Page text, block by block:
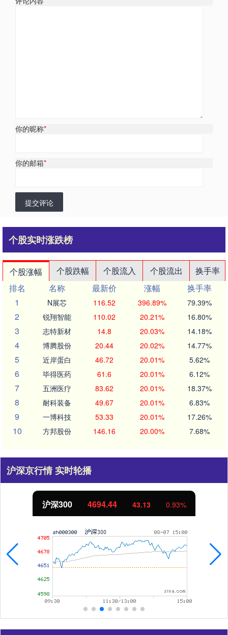
你的昵称*
你的邮箱*
提交评论
个股实时涨跌榜
个股涨幅 个股跌幅 个股流入 个股流出
换手率
排名
名称 最新价 涨幅
换手率
1
N展芯 116.52 396.89% 79.39%
2 锐翔智能 110.02 20.21% 16.80%
3 志特新材 14.8 20.03% 14.18%
4 博腾股份 20.44 20.02% 14.77%
5 近岸蛋白 46.72 20.01% 5.62%
6 毕得医药 61.6 20.01% 6.12%
7 五洲医疗 83.62 20.01% 18.37%
8 耐科装备 49.67 20.01% 6.83%
9 一博科技 53.33 20.01% 17.26%
10 方邦股份 146.16 20.00% 7.68%
沪深京行情 实时轮播
43.13 0.93%